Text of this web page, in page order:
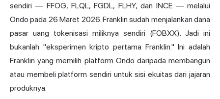
sendiri — FFOG, FLQL, FGDL, FLHY, dan INCE — melalui
Ondo pada 26 Maret 2026. Franklin sudah menjalankan dana
pasar uang tokenisasi miliknya sendiri (FOBXX). Jadi ini
bukanlah "eksperimen kripto pertama Franklin." Ini adalah
Franklin yang memilih platform Ondo daripada membangun
atau membeli platform sendiri untuk sisi ekuitas dari jajaran
produknya.